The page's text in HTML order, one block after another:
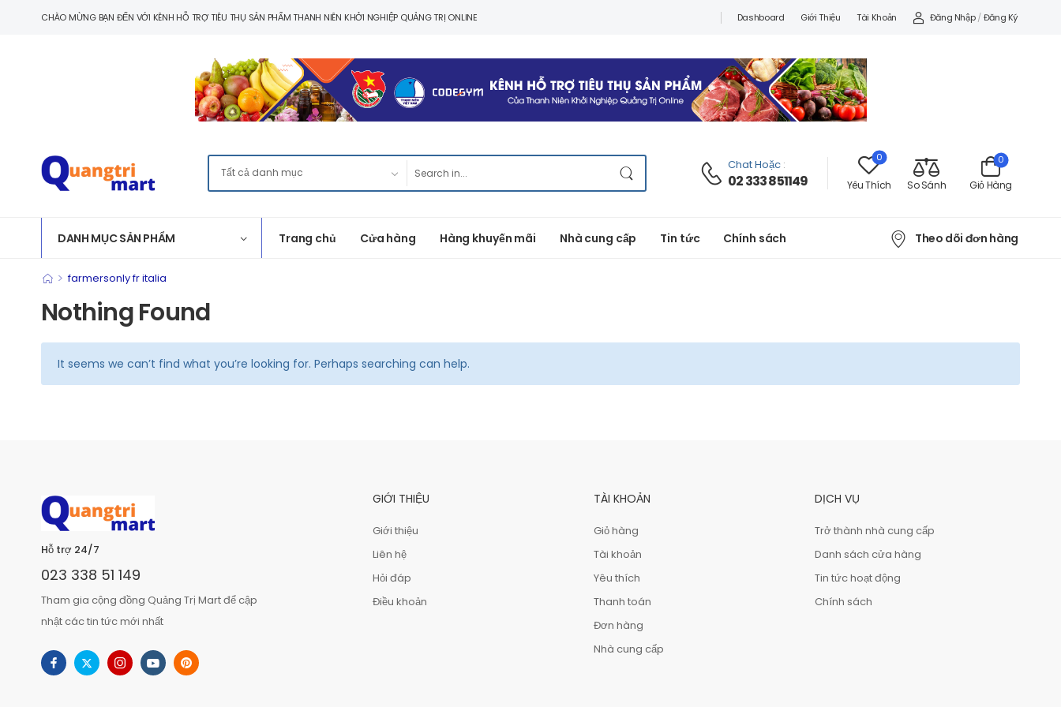
CHÀO MỪNG BẠN ĐẾN VỚI KÊNH HỖ TRỢ TIÊU THỤ SẢN PHẨM THANH NIÊN KHỞI NGHIỆP QUẢNG TRỊ ONLINE Dashboard Giới Thiệu Tài Khoản Đăng Nhập / Đăng Ký
Chat Hoặc :
02 333 851149
0
Yêu Thích So Sánh Giỏ Hàng
0
DANH MỤC SẢN PHẨM Trang chủ Cửa hàng Hàng khuyến mãi Nhà cung cấp Tin tức Chính sách Theo dõi đơn hàng
> farmersonly fr italia
Nothing Found
It seems we can’t find what you’re looking for. Perhaps searching can help.
Hỗ trợ 24/7
023 338 51 149
Tham gia cộng đồng Quảng Trị Mart để cập
nhật các tin tức mới nhất
GIỚI THIỆU
Giới thiệu
Liên hệ
Hỏi đáp
Điều khoản
TÀI KHOẢN
Giỏ hàng
Tài khoản
Yêu thích
Thanh toán
Đơn hàng
Nhà cung cấp
DỊCH VỤ
Trở thành nhà cung cấp
Danh sách cửa hàng
Tin tức hoạt động
Chính sách